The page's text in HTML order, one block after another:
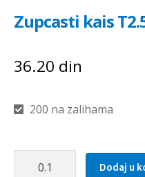
Zupcasti kais
36.20 din
200 na zalihama
Dodaj u